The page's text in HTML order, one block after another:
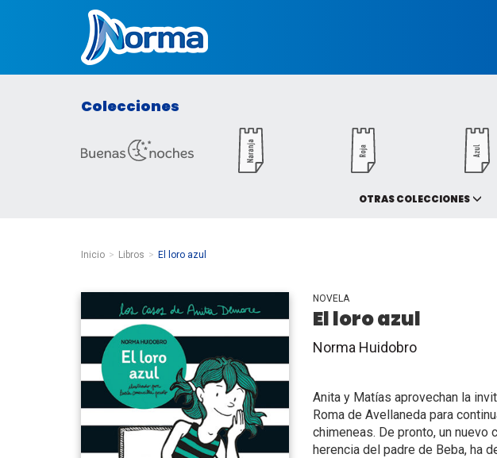
Colecciones
OTRAS COLECCIONES
Inicio Libros El loro azul
NOVELA
El loro azul
Norma Huidobro
Anita y Matías aprovechan la
Roma de Avellaneda para
chimeneas. De pronto, un nuevo
herencia del padre de Beba, ha